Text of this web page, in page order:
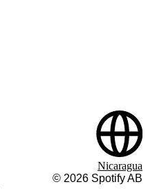
© 2026 Spotify AB
Nicaragua